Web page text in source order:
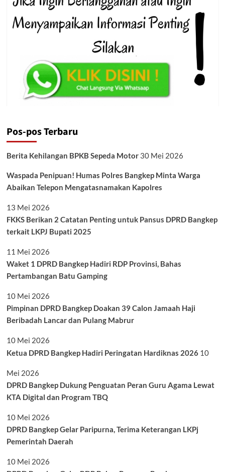
Pos-pos Terbaru
Berita Kehilangan BPKB Sepeda Motor 30 Mei 2026
Waspada Penipuan! Humas Polres Bangkep Minta Warga
Abaikan Telepon Mengatasnamakan Kapolres
13 Mei 2026
FKKS Berikan 2 Catatan Penting untuk Pansus DPRD Bangkep
terkait LKPJ Bupati 2025
11 Mei 2026
Waket 1 DPRD Bangkep Hadiri RDP Provinsi, Bahas
Pertambangan Batu Gamping
10 Mei 2026
Pimpinan DPRD Bangkep Doakan 39 Calon Jamaah Haji
Beribadah Lancar dan Pulang Mabrur
10 Mei 2026
Ketua DPRD Bangkep Hadiri Peringatan Hardiknas 2026 10
Mei 2026
DPRD Bangkep Dukung Penguatan Peran Guru Agama Lewat
KTA Digital dan Program TBQ
10 Mei 2026
DPRD Bangkep Gelar Paripurna, Terima Keterangan LKPj
Pemerintah Daerah
10 Mei 2026